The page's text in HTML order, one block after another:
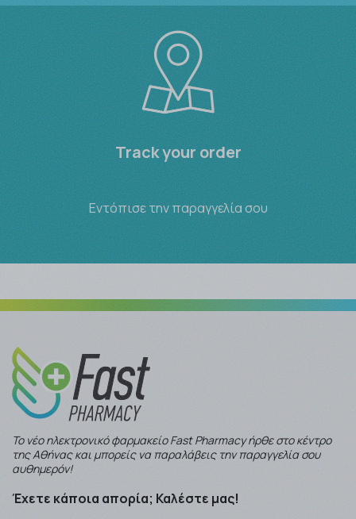
Track your order
Εντόπισε την παραγγελία σου
Το νέο ηλεκτρονικό φαρμακείο Fast Pharmacy ήρθε στο κέντρο
της Αθήνας και μπορείς να παραλάβεις την παραγγελία σου
αυθημερόν!
Έχετε κάποια απορία; Καλέστε μας!